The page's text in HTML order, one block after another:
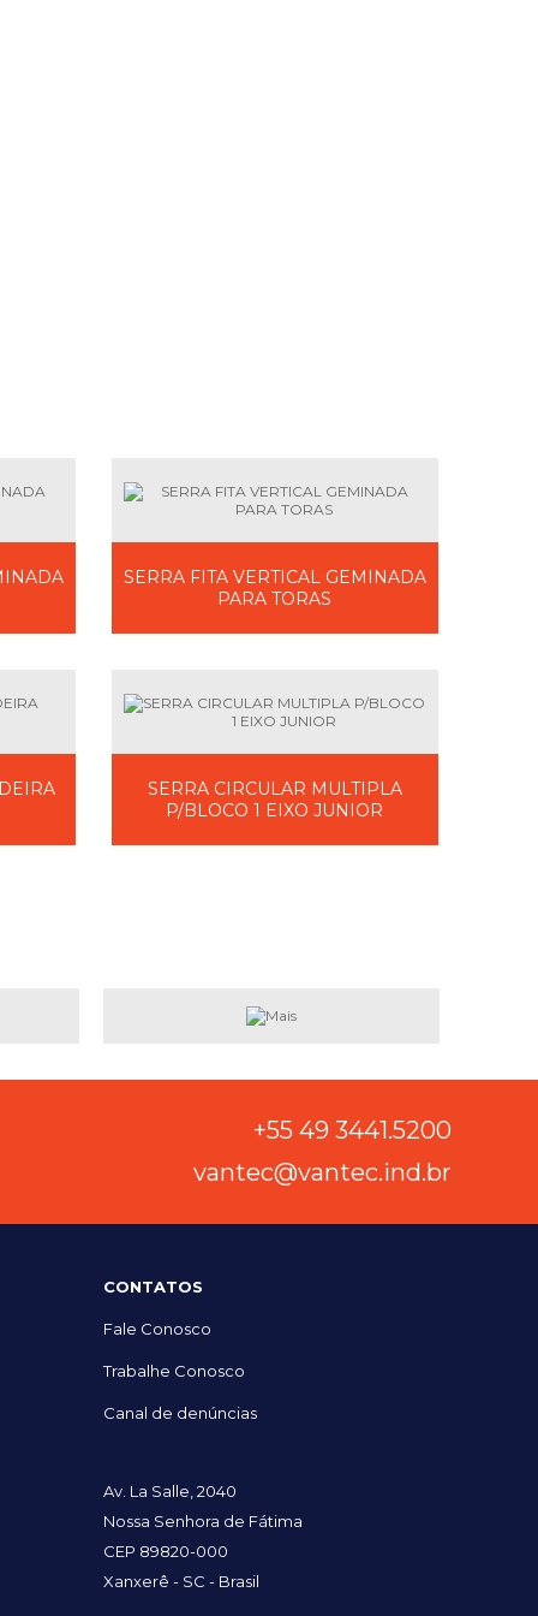
SERRA FITA VERTICAL GEMINADA
PARA TORAS
SERRA CIRCULAR MULTIPLA
P/BLOCO 1 EIXO JUNIOR
+55 49 3441.5200
vantec@vantec.ind.br
CONTATOS
Fale Conosco
Trabalhe Conosco
Canal de denúncias
Av. La Salle, 2040
Nossa Senhora de Fátima
CEP 89820-000
Xanxerê - SC - Brasil